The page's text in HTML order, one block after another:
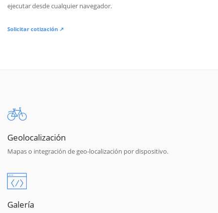
ejecutar desde cualquier navegador.
Solicitar cotización ↗
Geolocalización
Mapas o integración de geo-localización por dispositivo.
Galería